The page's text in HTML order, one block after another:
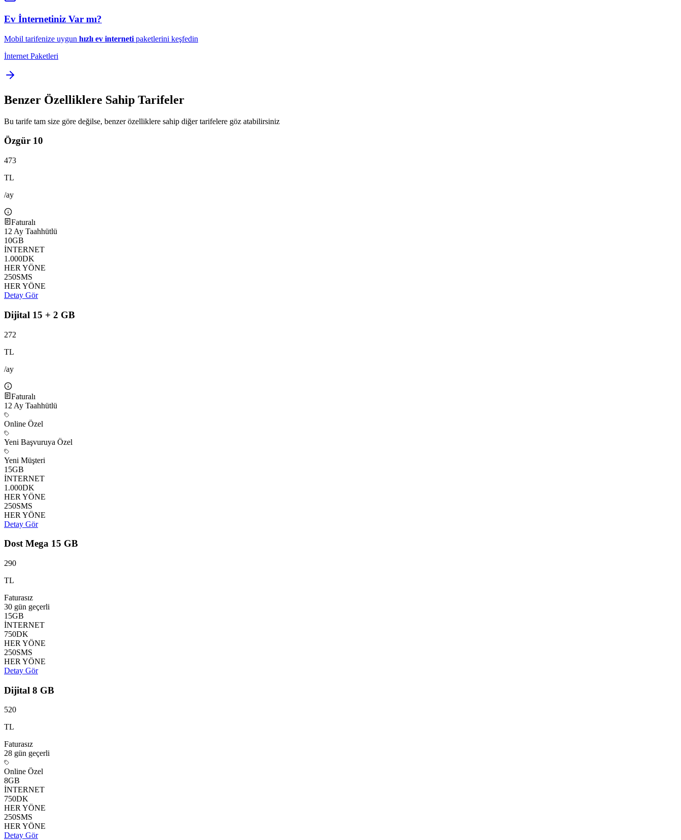
Ev İnternetiniz Var mı?
Mobil tarifenize uygun hızlı ev interneti paketlerini keşfedin
İnternet Paketleri
Benzer Özelliklere Sahip Tarifeler
Bu tarife tam size göre değilse, benzer özelliklere sahip diğer tarifelere göz atabilirsiniz
Özgür 10
473
TL
/ay
Faturalı
12 Ay Taahhütlü
10GB
İNTERNET
1.000DK
HER YÖNE
250SMS
HER YÖNE
Detay Gör
Dijital 15 + 2 GB
272
TL
/ay
Faturalı
12 Ay Taahhütlü
Online Özel
Yeni Başvuruya Özel
Yeni Müşteri
15GB
İNTERNET
1.000DK
HER YÖNE
250SMS
HER YÖNE
Detay Gör
Dost Mega 15 GB
290
TL
Faturasız
30 gün geçerli
15GB
İNTERNET
750DK
HER YÖNE
250SMS
HER YÖNE
Detay Gör
Dijital 8 GB
520
TL
Faturasız
28 gün geçerli
Online Özel
8GB
İNTERNET
750DK
HER YÖNE
250SMS
HER YÖNE
Detay Gör